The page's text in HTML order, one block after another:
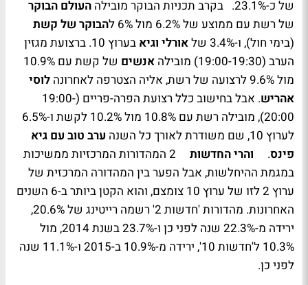
של כ-23.1%. בקרב תכניות הבוקר מובילה
העולם הבוקר
של רשת עם ממוצע של 6.2% מול 6% ל
הבוקר של קשת
(בימי חול), ו-3.4% של
אורלי וגיא
בערוץ 10. ברצועת מגזין
הערב (19:00-19:30) מובילה
אנשים
של קשת עם 10.9%
מול 9.6% לרצועה של רשת, אליה הצטרפה לאחרונה
לוסי
אהריש
. אבל בחישוב כלל רצועת הפרה-פריים (19:00-
20:00), מובילה רשת עם 10.8% מול 10.2% לקשת ו-6.5%
לערוץ 10, שם משודרת לאורך כל השנה
ערב טוב עם גיא
פינס. והרי החדשות
2 המהדורות המרכזיות ממשיכות
במגמת ההיחלשות, אבל הפער בין המהדורה המרכזית של
ערוץ 2 לזו של ערוץ 10 צומצם, והוא הקטן ביותר ב-6 השנים
האחרונות. מהדורות 'חדשות 2' רשמה רייטינג של 20.6%,
ירידה מ-22.3% שנה לפני כן ו-23.7% בשנת 2014, מול
10.3% ל'חדשות 10', ירידה מ-10.9% ב-2015 ו-11.1% שנה
לפני כן.